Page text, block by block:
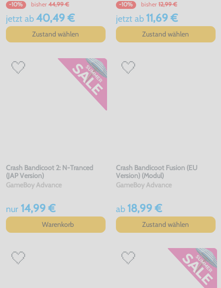
-10% bisher 44,99 €
jetzt ab40,49 €
Zustand wählen
-10% bisher 12,99 €
jetzt ab 11,69 €
Zustand wählen
Crash Bandicoot 2: N-Tranced
(JAP Version)
GameBoy Advance
nur14,99 €
Warenkorb
Crash Bandicoot Fusion (EU
Version) (Modul)
GameBoy Advance
ab 18,99 €
Zustand wählen